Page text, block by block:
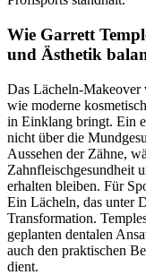
Wie Garrett
und Ästhetik
Das Lächeln-Makeover
wie moderne
in Einklang bringt. Ein
nicht über die
Aussehen der Zähne,
Zahnfleischgesundheit
erhalten bleiben. Für
Ein Lächeln, das unter
Transformation.
geplanten dentalen
auch den praktischen
dient.